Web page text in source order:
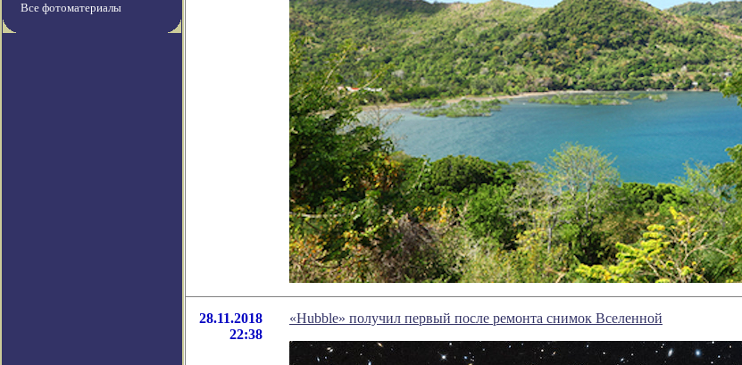
Все фотоматериалы
28.11.2018
22:38
«Hubble» получил первый после ремонта снимок Вселенной